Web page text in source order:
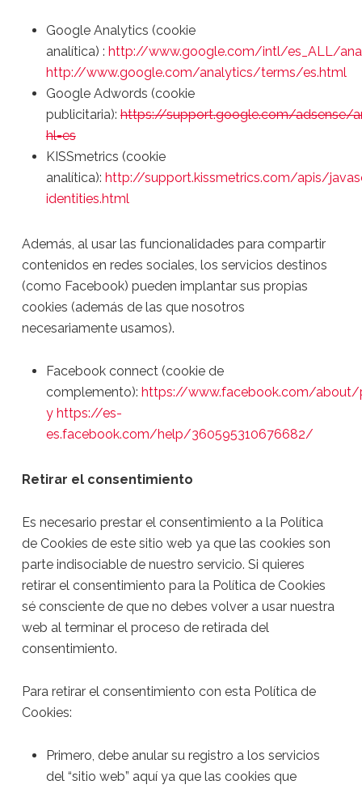
Google Analytics (cookie
analítica) : http://www.google.com/intl/es_ALL/
http://www.google.com/analytics/terms/es.html
Google Adwords (cookie
publicitaria):https://support.google.com/adsense/
hl=es
KISSmetrics (cookie
analítica): http://support.kissmetrics.com/apis/
identities.html
Además, al usar las funcionalidades para compartir
contenidos en redes sociales, los servicios destinos
(como Facebook) pueden implantar sus propias
cookies (además de las que nosotros
necesariamente usamos).
Facebook connect (cookie de
complemento): https://www.facebook.com/about/
y https://es-
es.facebook.com/help/360595310676682/
Retirar el consentimiento
Es necesario prestar el consentimiento a la Política
de Cookies de este sitio web ya que las cookies son
parte indisociable de nuestro servicio. Si quieres
retirar el consentimiento para la Política de Cookies
sé consciente de que no debes volver a usar nuestra
web al terminar el proceso de retirada del
consentimiento.
Para retirar el consentimiento con esta Política de
Cookies:
Primero, debe anular su registro a los servicios
del “sitio web” aquí ya que las cookies que